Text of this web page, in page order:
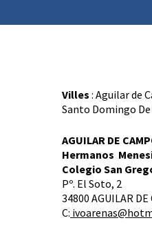
Villes : Aguilar de
Santo Domingo
AGUILAR DE
Hermanos
Colegio San
Pº. El Soto, 2
34800 AGUILAR
C: